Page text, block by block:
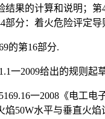
结果的计算和说明；第
部分：着火危险评定导
的第16部分.
一2009给出的规则起
一2008《电工电
焰50W水平与垂直火焰